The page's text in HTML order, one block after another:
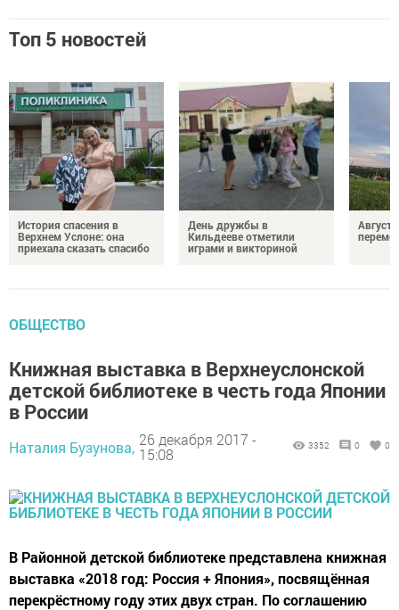
Топ 5 новостей
История спасения в
Верхнем Услоне: она
приехала сказать спасибо
День дружбы в
Кильдееве отметили
играми и викториной
Август
ОБЩЕСТВО
Книжная выставка в Верхнеуслонской
детской библиотеке в честь года Японии
в России
Наталия Бузунова, 26 декабря 2017 -
15:08
3352 0 0
В Районной детской библиотеке представлена книжная
выставка «2018 год: Россия + Япония», посвящённая
перекрёстному году этих двух стран. По соглашению